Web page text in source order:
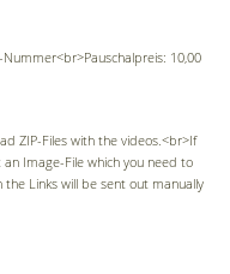
10,00
ZIP-Files with the videos.<br>If
Image-File which you need to
the Links will be sent out manually